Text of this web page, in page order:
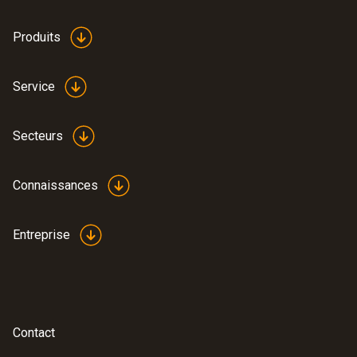
Produits
Service
Secteurs
Connaissances
Entreprise
Contact